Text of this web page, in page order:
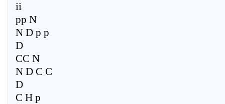
ii
pp N
N D p p
D
CC N
N D C C
D
C H p